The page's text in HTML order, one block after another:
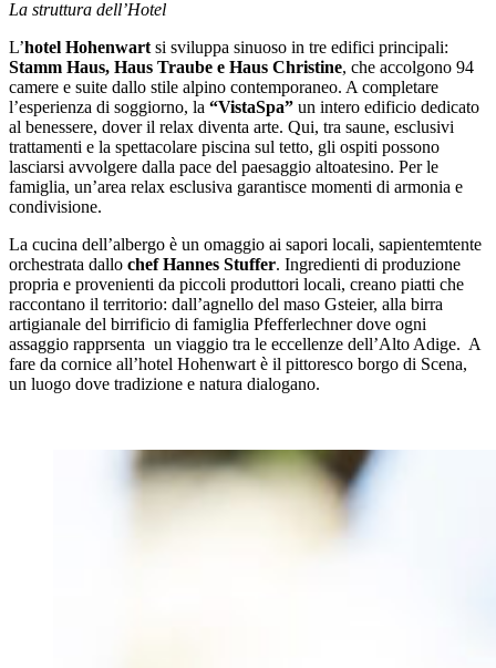
La struttura dell’Hotel
L’hotel Hohenwart si sviluppa sinuoso in tre edifici principali:
Stamm Haus, Haus Traube e Haus Christine, che accolgono 94
camere e suite dallo stile alpino contemporaneo. A completare
l’esperienza di soggiorno, la “VistaSpa” un intero edificio dedicato
al benessere, dover il relax diventa arte. Qui, tra saune, esclusivi
trattamenti e la spettacolare piscina sul tetto, gli ospiti possono
lasciarsi avvolgere dalla pace del paesaggio altoatesino. Per le
famiglia, un’area relax esclusiva garantisce momenti di armonia e
condivisione.
La cucina dell’albergo è un omaggio ai sapori locali, sapientemtente
orchestrata dallo chef Hannes Stuffer. Ingredienti di produzione
propria e provenienti da piccoli produttori locali, creano piatti che
raccontano il territorio: dall’agnello del maso Gsteier, alla birra
artigianale del birrificio di famiglia Pfefferlechner dove ogni
assaggio rapprsenta un viaggio tra le eccellenze dell’Alto Adige. A
fare da cornice all’hotel Hohenwart è il pittoresco borgo di Scena,
un luogo dove tradizione e natura dialogano.